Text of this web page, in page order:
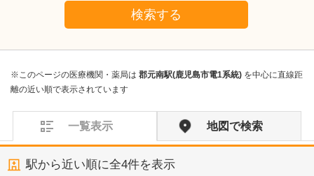
検索する
※このページの医療機関・薬局は 郡元南駅(鹿児島市電1系統) を中心に直線距
離の近い順で表示されています
一覧表示 地図で検索
駅から近い順に全4件を表示